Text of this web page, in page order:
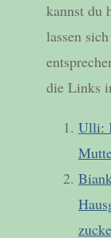
kannst du
lassen
die Links
Ulli: